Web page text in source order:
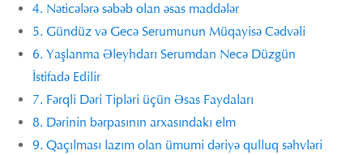
4. Nəticələrə səbəb olan əsas maddələr
5. Gündüz və Gecə Serumunun Müqayisə Cədvəli
6. Yaşlanma Əleyhdarı Serumdan Necə Düzgün
İstifadə Edilir
7. Fərqli Dəri Tipləri üçün Əsas Faydaları
8. Dərinin bərpasının arxasındakı elm
9. Qaçılması lazım olan ümumi dəriyə qulluq səhvləri